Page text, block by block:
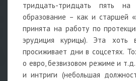
тридцать-тридцать пять на
образование – как и старшей
принята на работу по
эрудиция курицы). Эта хоть
просиживает дни в соцсетях.
о евро, безвизовом режиме и
и интриги (небольшая